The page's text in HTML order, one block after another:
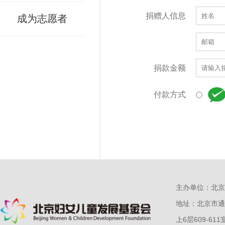
成为志愿者 捐赠人信息
捐款金额
付款方式
主办单位：北
地址：北京市
上6层609-